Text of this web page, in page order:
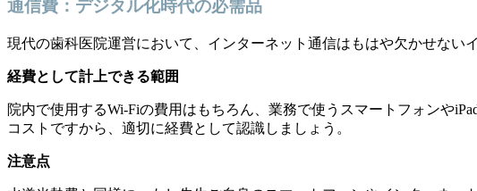
通信費：デジタル化時代の必需品
現代の歯科医院運営において、インターネット通信はもはや欠かせない
経費として計上できる範囲
院内で使用するWi-Fiの費用はもちろん、業務で使うスマートフォンや
コストですから、適切に経費として認識しましょう。
注意点